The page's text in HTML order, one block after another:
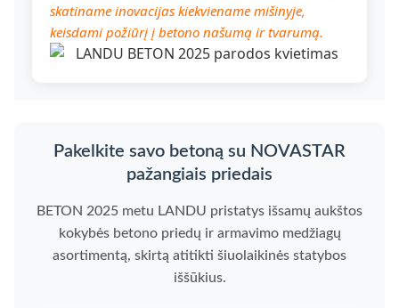
skatiname inovacijas kiekviename mišinyje,
keisdami požiūrį į betono našumą ir tvarumą.
Pakelkite savo betoną su NOVASTAR
pažangiais priedais
BETON 2025 metu LANDU pristatys išsamų aukštos
kokybės betono priedų ir armavimo medžiagų
asortimentą, skirtą atitikti šiuolaikinės statybos
iššūkius.